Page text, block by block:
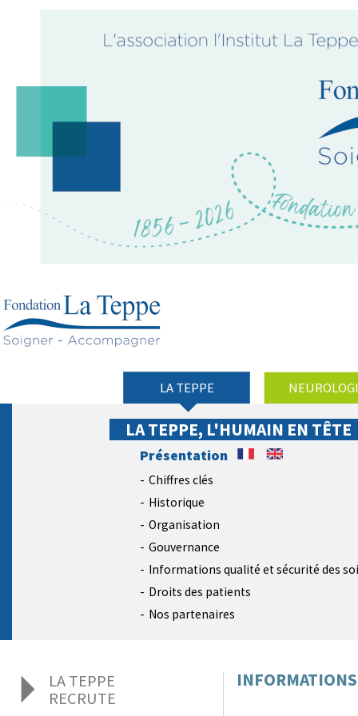
LA TEPPE
LA TEPPE, L'HUMAIN EN TÊTE
Présentation
Chiffres clés
Historique
Organisation
Gouvernance
Informations qualité et sécurité des
Droits des patients
Nos partenaires
LA TEPPE
RECRUTE